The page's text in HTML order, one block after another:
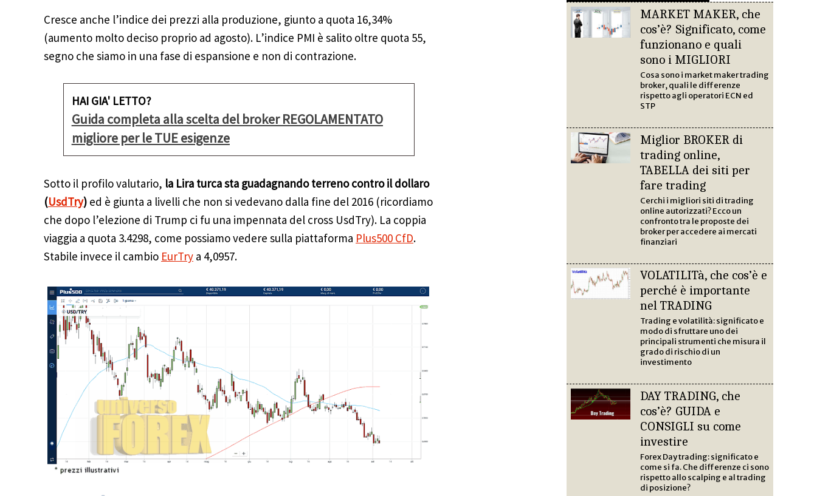
Cresce anche l’indice dei prezzi alla produzione, giunto a quota 16,34%
(aumento molto deciso proprio ad agosto). L’indice PMI è salito oltre quota 55,
segno che siamo in una fase di espansione e non di contrazione.
HAI GIA' LETTO?
Guida completa alla scelta del broker REGOLAMENTATO
migliore per le TUE esigenze
Sotto il profilo valutario, la Lira turca sta guadagnando terreno contro il dollaro
(UsdTry) ed è giunta a livelli che non si vedevano dalla fine del 2016 (ricordiamo
che dopo l’elezione di Trump ci fu una impennata del cross UsdTry). La coppia
viaggia a quota 3.4298, come possiamo vedere sulla piattaforma Plus500 CfD.
Stabile invece il cambio EurTry a 4,0957.
MARKET MAKER, che
cos’è? Significato, come
funzionano e quali
sono i MIGLIORI
Cosa sono i market maker trading
broker, quali le differenze
rispetto agli operatori ECN ed
STP
Miglior BROKER di
trading online,
TABELLA dei siti per
fare trading
Cerchi i migliori siti di trading
online autorizzati? Ecco un
confronto tra le proposte dei
broker per accedere ai mercati
finanziari
VOLATILITà, che cos’è e
perché è importante
nel TRADING
Trading e volatilità: significato e
modo di sfruttare uno dei
principali strumenti che misura il
grado di rischio di un
investimento
DAY TRADING, che
cos’è? GUIDA e
CONSIGLI su come
investire
Forex Day trading: significato e
come si fa. Che differenze ci sono
rispetto allo scalping e al trading
di posizione?